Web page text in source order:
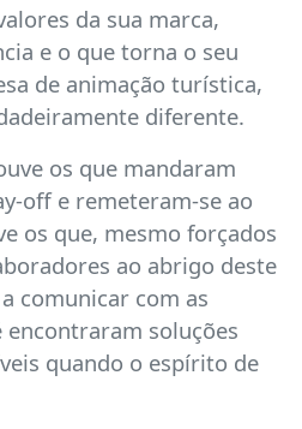
da sua marca,
e o que torna o seu
de animação turística,
diferente.
os que mandaram
off e remeteram-se ao
os que, mesmo forçados
ao abrigo deste
comunicar com as
soluções
quando o espírito de